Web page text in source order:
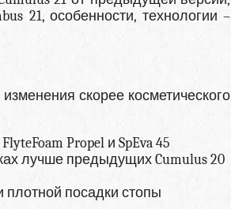
21, особенности, технологии –
скорее косметического
Propel и SpEva 45
лучше предыдущих Cumulus 20
посадки стопы